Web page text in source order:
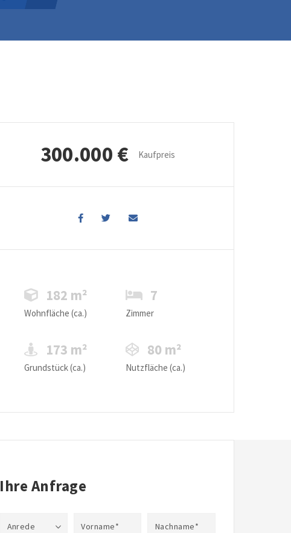
300.000 € Kaufpreis
182 m²
Wohnfläche (ca.)
7
Zimmer
173 m²
Grundstück (ca.)
80 m²
Nutzfläche (ca.)
Ihre Anfrage
Anrede Vorname* Nachname*